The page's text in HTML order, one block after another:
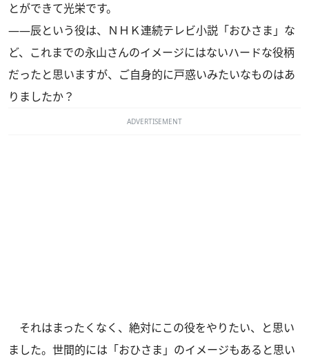
とができて光栄です。
――辰という役は、ＮＨＫ連続テレビ小説「おひさま」な
ど、これまでの永山さんのイメージにはないハードな役柄
だったと思いますが、ご自身的に戸惑いみたいなものはあ
りましたか？
ADVERTISEMENT
それはまったくなく、絶対にこの役をやりたい、と思い
ました。世間的には「おひさま」のイメージもあると思い